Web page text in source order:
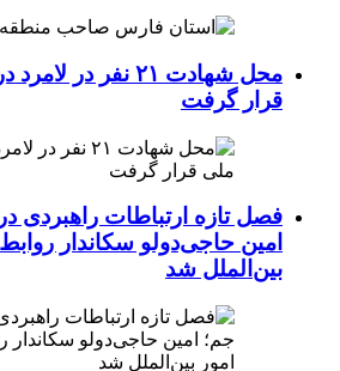
محل شهادت ۲۱ نفر
قرار گرفت
فصل تازه ارتباطات راهبردی
امین حاجی‌دولو سکاندار
بین‌الملل شد